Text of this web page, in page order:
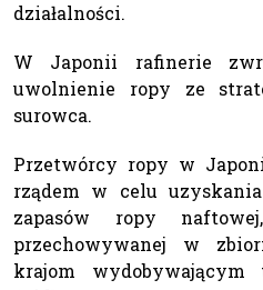
działalności.
W Japonii rafinerie
uwolnienie ropy ze
surowca.
Przetwórcy ropy w
rządem w celu
zapasów ropy
przechowywanej w
krajom